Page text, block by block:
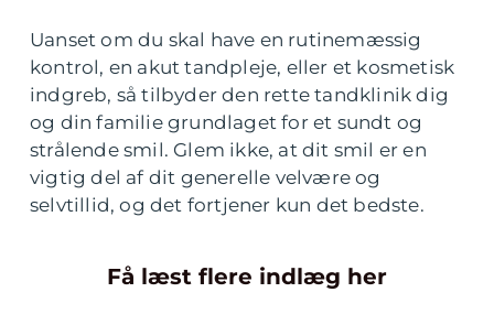
Uanset om du skal have en rutinemæssig
kontrol, en akut tandpleje, eller et kosmetisk
indgreb, så tilbyder den rette tandklinik dig
og din familie grundlaget for et sundt og
strålende smil. Glem ikke, at dit smil er en
vigtig del af dit generelle velvære og
selvtillid, og det fortjener kun det bedste.
Få læst flere indlæg her